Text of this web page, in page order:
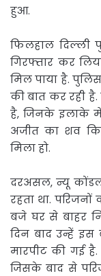
हुआ.
फिलहाल दिल्ली
गिरफ्तार कर
मिल पाया है.
की बात कर रही है.
है, जिनके इलाके
अजीत का शव
मिला हो.
दरअसल, न्यू
रहता था.
बजे घर से बाहर
दिन बाद उन्हें
मारपीट की गई
जिसके बाद से